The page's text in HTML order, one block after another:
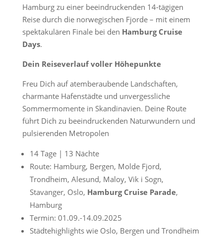
Hamburg zu einer beeindruckenden 14-tägigen
Reise durch die norwegischen Fjorde – mit einem
spektakulären Finale bei den Hamburg Cruise
Days.
Dein Reiseverlauf voller Höhepunkte
Freu Dich auf atemberaubende Landschaften,
charmante Hafenstädte und unvergessliche
Sommermomente in Skandinavien. Deine Route
führt Dich zu beeindruckenden Naturwundern und
pulsierenden Metropolen
14 Tage | 13 Nächte
Route: Hamburg, Bergen, Molde Fjord,
Trondheim, Alesund, Maloy, Vik i Sogn,
Stavanger, Oslo, Hamburg Cruise Parade,
Hamburg
Termin: 01.09.-14.09.2025
Städtehighlights wie Oslo, Bergen und Trondheim